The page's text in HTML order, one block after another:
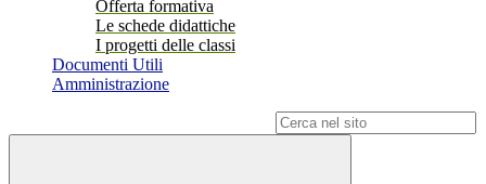
Offerta formativa
Le schede didattiche
I progetti delle classi
Documenti Utili
Amministrazione